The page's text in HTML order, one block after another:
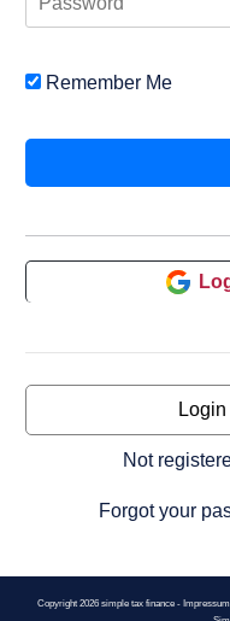
Remember Me
Not
Forgot your
Copyright 2026simple tax finance - Impressum